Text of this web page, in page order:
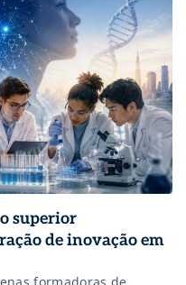
superior
de inovação em